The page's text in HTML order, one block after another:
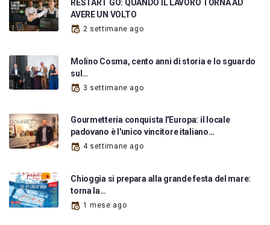
RESTART GO: QUANDO IL LAVORO TORNA AD
AVERE UN VOLTO
2 settimane ago
Molino Cosma, cento anni di storia e lo sguardo
sul…
3 settimane ago
Gourmetteria conquista l'Europa: il locale
padovano è l'unico vincitore italiano…
4 settimane ago
Chioggia si prepara alla grande festa del mare:
torna la…
1 mese ago